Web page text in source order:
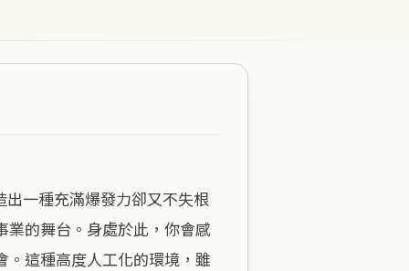
業的舞台。身處於此，你會感
這種高度人工化的環境，雖